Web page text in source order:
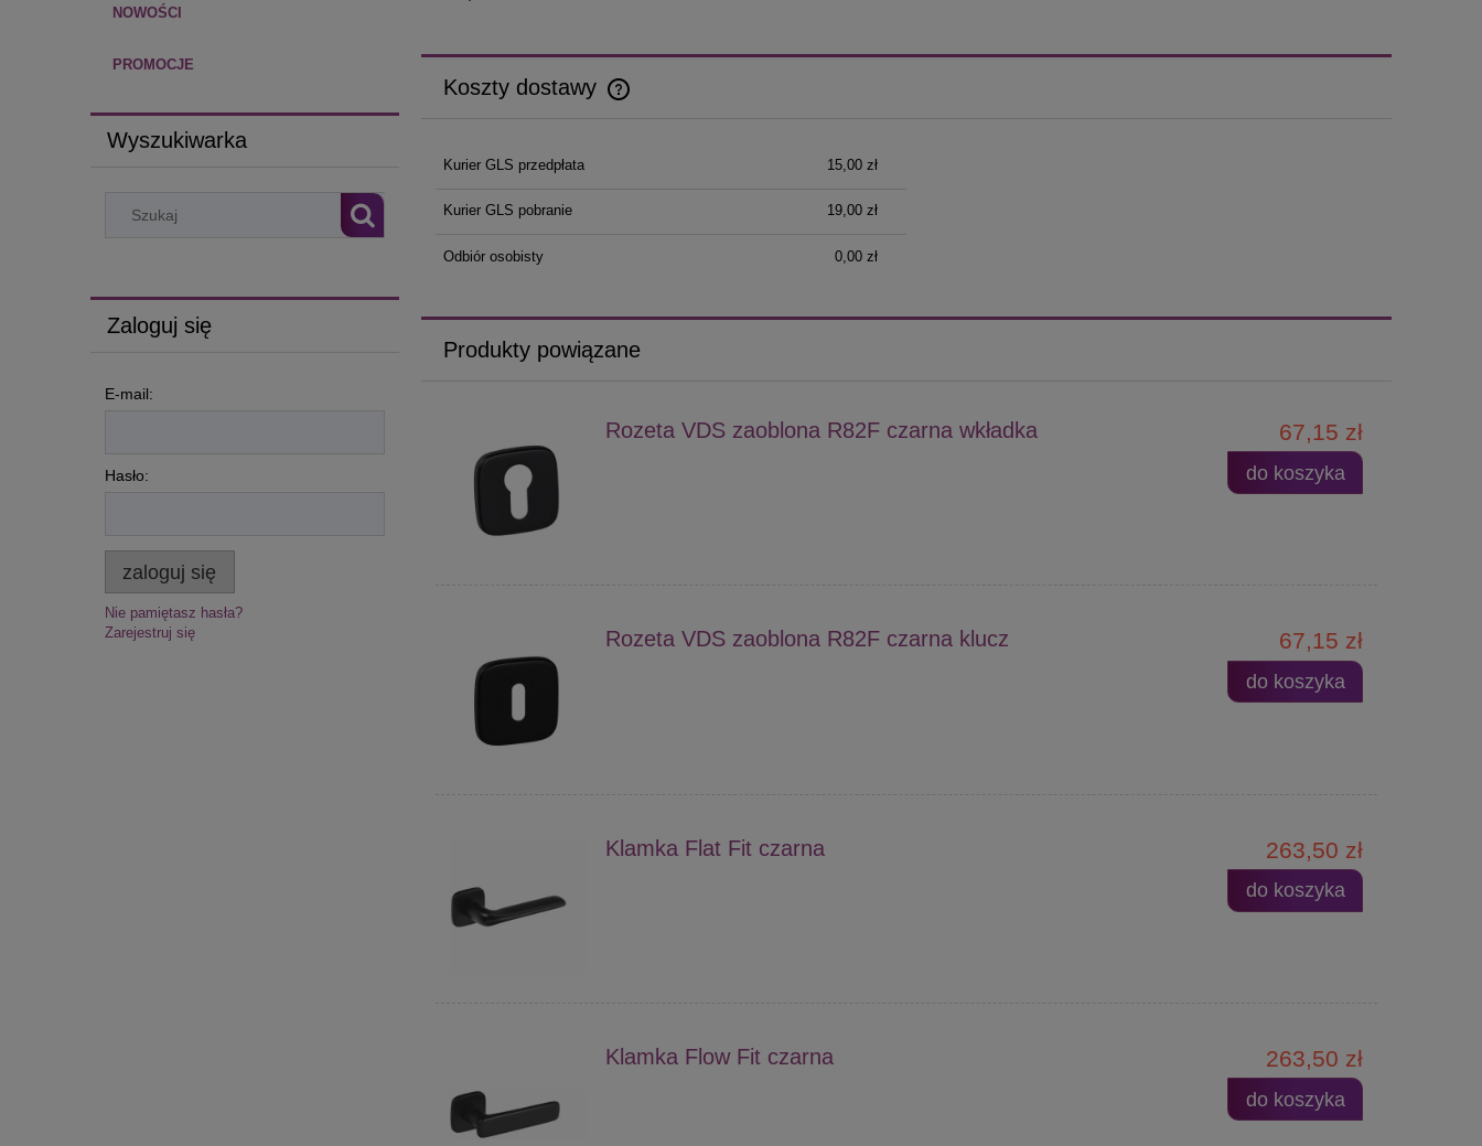
NOWOŚCI
PROMOCJE
Wyszukiwarka
Zaloguj się
E-mail:
Hasło:
zaloguj się
Nie pamiętasz hasła?
Zarejestruj się
Koszty dostawy
Kurier GLS przedpłata 15,00 zł
Kurier GLS pobranie 19,00 zł
Odbiór osobisty 0,00 zł
Produkty powiązane
Rozeta VDS zaoblona R82F czarna wkładka 67,15 zł
do koszyka
Rozeta VDS zaoblona R82F czarna klucz 67,15 zł
do koszyka
Klamka Flat Fit czarna 263,50 zł
do koszyka
Klamka Flow Fit czarna 263,50 zł
do koszyka